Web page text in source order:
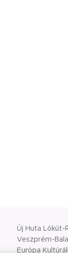
Új Huta Lókút-
Veszprém-
Európa